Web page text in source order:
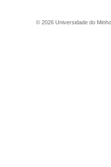
© 2026 Universidade do